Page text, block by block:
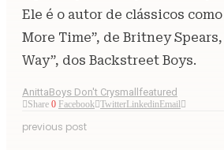
Ele é o autor de clássicos
More Time”, de Britney
Way”, dos Backstreet Boys.
AnittaBoys Don't Crysmallfeatured
Share 0 Facebook TwitterLinkedinEmail
previous post